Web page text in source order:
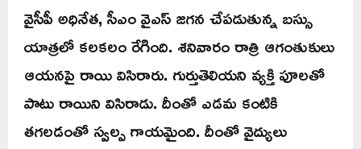
వైసీపీ అధినేత, సీఎం వైఎస్ జగన చేపడుతున్న బస్సు
యాత్రలో కలకలం రేగింది. శనివారం రాత్రి ఆగంతుకులు
ఆయనపై రాయి విసిరారు. గుర్తుతెలియని వ్యక్తి పూలతో
పాటు రాయిని విసిరాడు. దీంతో ఎడమ కంటికి
తగలడంతో స్వల్ప గాయమైంది. దీంతో వైద్యులు